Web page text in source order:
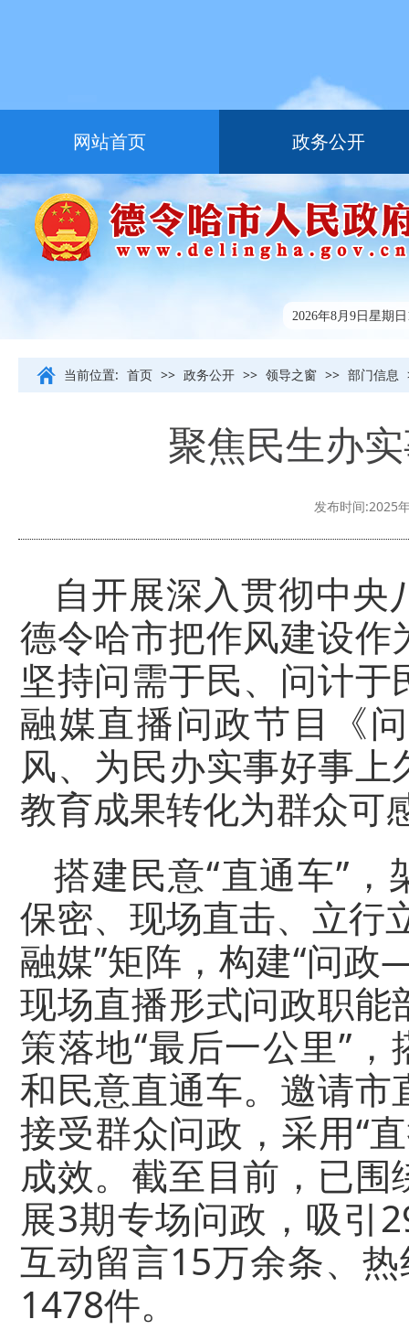
网站首页 政务公开
走进德令哈 友情链接
2026年8月9日星期日
当前位置: 首页 >> 政务公开 >> 领导之窗 >> 部门信息
聚焦民生办
发布时间:2025
自开展深入贯彻中
德令哈市把作风建设
坚持问需于民、问计
融媒直播问政节目《
风、为民办实事好事
教育成果转化为群众可
搭建民意“直通车”，
保密、现场直击、立行
融媒”矩阵，构建“问
现场直播形式问政职
策落地“最后一公里”
和民意直通车。邀请
接受群众问政，采用“
成效。截至目前，已
展3期专场问政，吸引
互动留言15万余条、
1478件。